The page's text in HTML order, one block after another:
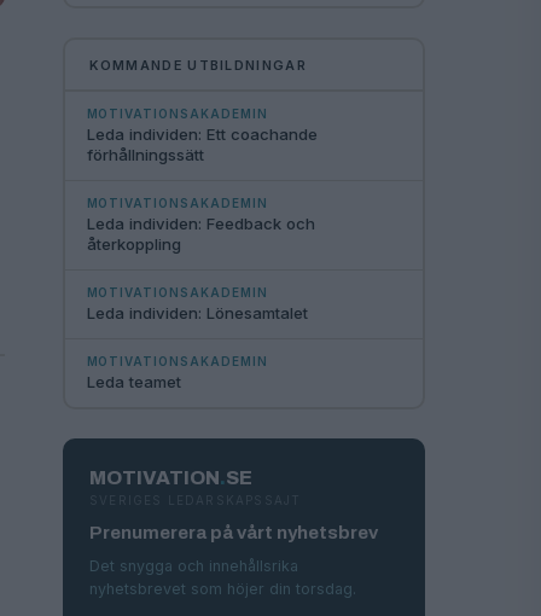
KOMMANDE UTBILDNINGAR
MOTIVATIONSAKADEMIN
Leda individen: Ett coachande
förhållningssätt
MOTIVATIONSAKADEMIN
Leda individen: Feedback och
återkoppling
MOTIVATIONSAKADEMIN
Leda individen: Lönesamtalet
MOTIVATIONSAKADEMIN
Leda teamet
MOTIVATION.SE
SVERIGES LEDARSKAPSSAJT
Prenumerera på vårt nyhetsbrev
Det snygga och innehållsrika
nyhetsbrevet som höjer din torsdag.